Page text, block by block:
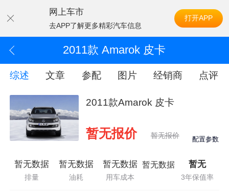
网上车市
去APP了解更多精彩汽车信息
打开APP
2011款 Amarok 皮卡
综述 文章 参配 图片 经销商 点评
2011款Amarok 皮卡
暂无报价 暂无报价 配置参数
暂无数据
排量
暂无数据
油耗
暂无数据
用车成本
暂无数据 暂无
3年保值率